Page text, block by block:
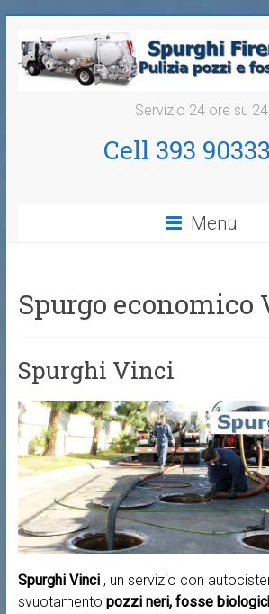
Servizio 24 ore su 24
Cell 393
Menu
Spurgo economico
Spurghi Vinci
Spurghi Vinci , un servizio con
svuotamento pozzi neri, fosse